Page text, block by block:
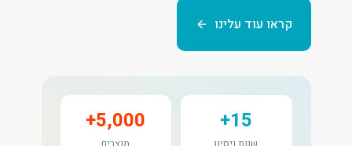
קראו עוד עלינו
15+
5,000+